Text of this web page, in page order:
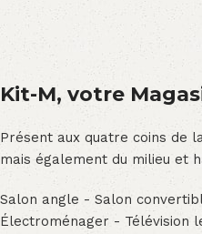
Kit-M, votre
Présent aux quatre coins de
mais également du milieu et
Salon angle - Salon
Électroménager - Télévision